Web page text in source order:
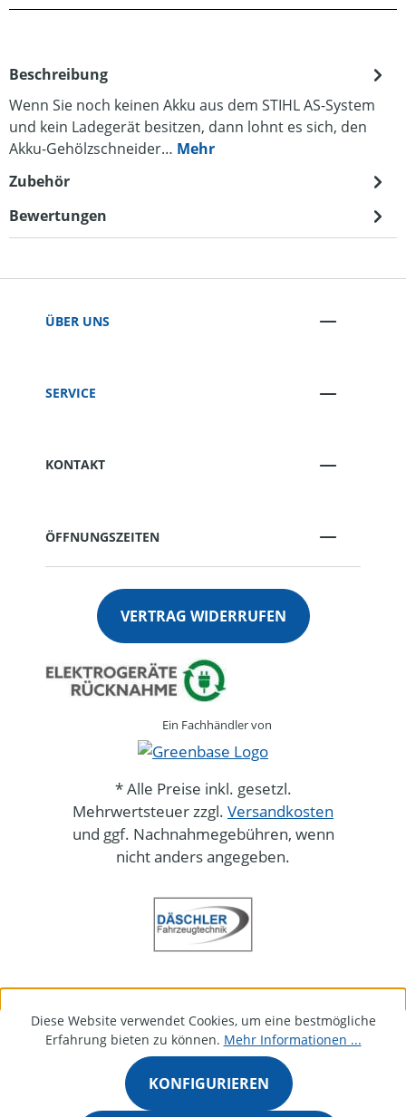
Beschreibung
Wenn Sie noch keinen Akku aus dem STIHL AS-System
und kein Ladegerät besitzen, dann lohnt es sich, den
Akku-Gehölzschneider… Mehr
Zubehör
Bewertungen
ÜBER UNS
SERVICE
KONTAKT
ÖFFNUNGSZEITEN
VERTRAG WIDERRUFEN
Ein Fachhändler von
* Alle Preise inkl. gesetzl.
Mehrwertsteuer zzgl. Versandkosten
und ggf. Nachnahmegebühren, wenn
nicht anders angegeben.
Diese Website verwendet Cookies, um eine bestmögliche
Erfahrung bieten zu können. Mehr Informationen ...
KONFIGURIEREN